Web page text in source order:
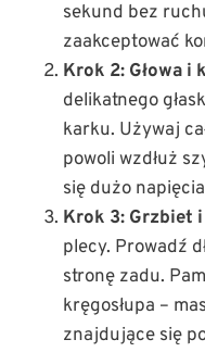
sekund bez
zaakceptować
Krok 2: Głowa i
delikatnego
karku. Używaj
powoli wzdłuż
się dużo
Krok 3: Grzbiet i
plecy. Prowadź
stronę zadu.
kręgosłupa –
znajdujące się